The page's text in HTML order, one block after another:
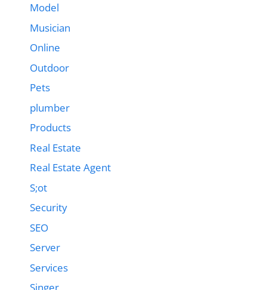
Model
Musician
Online
Outdoor
Pets
plumber
Products
Real Estate
Real Estate Agent
S;ot
Security
SEO
Server
Services